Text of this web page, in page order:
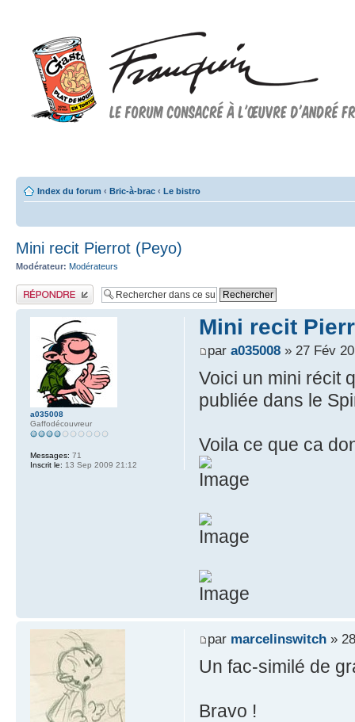
Index du forum ‹ Bric-à-brac ‹ Le bistro
Mini recit Pierrot (Peyo)
Modérateur: Modérateurs
Publier une réponse
Mini recit
par a035008» 27 Fév
Voici un mini récit
publiée dans le
Voila ce que ca
a035008
Gaffodécouvreur
Messages: 71
Inscrit le: 13 Sep 2009 21:12
par marcelinswitch»
Un fac-similé de
Bravo !